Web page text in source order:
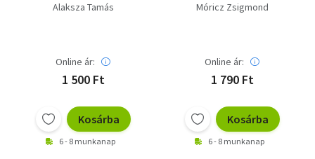
Alaksza Tamás
Online ár:
1 500 Ft
Kosárba
6 - 8 munkanap
Móricz Zsigmond
Online ár:
1 790 Ft
Kosárba
6 - 8 munkanap